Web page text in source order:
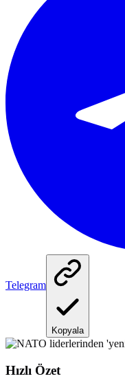
Telegram
Kopyala
Hızlı Özet